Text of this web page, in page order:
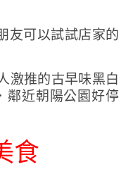
友可以試試店家的
食